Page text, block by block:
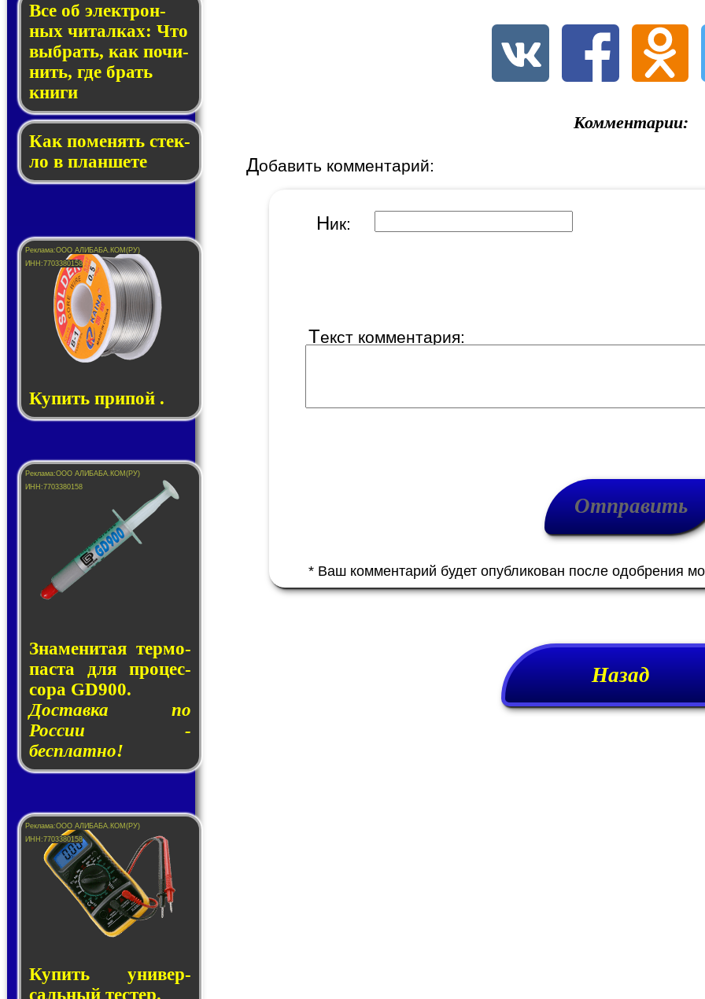
Все об элек­трон­
ных чи­тал­ках: Что
выб­рать, как по­чи­
нить, где брать
кни­ги
Как по­ме­нять стек­
ло в планшете
Купить припой .
Знаменитая тер­мо­
пас­та для про­цес­
со­ра GD900.
Доставка по
России -
бесплатно!
Купить уни­вер­
саль­ный тес­тер.
Комментарии:
Добавить комментарий:
Ник:
Текст комментария:
* Ваш комментарий будет опубликован после одобрения
Назад